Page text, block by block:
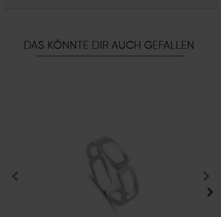
DAS KÖNNTE DIR AUCH GEFALLEN